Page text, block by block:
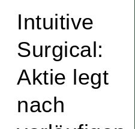
Intuitive
Surgical:
Aktie legt
nach